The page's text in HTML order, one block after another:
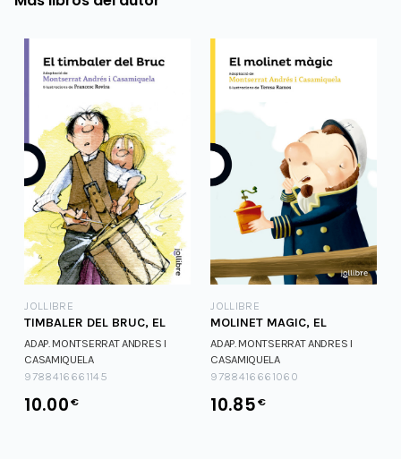
JOLLIBRE
TIMBALER DEL BRUC, EL
ADAP. MONTSERRAT ANDRES I
CASAMIQUELA
9788416661145
10.00€
JOLLIBRE
MOLINET MAGIC, EL
ADAP. MONTSERRAT ANDRES I
CASAMIQUELA
9788416661060
10.85€